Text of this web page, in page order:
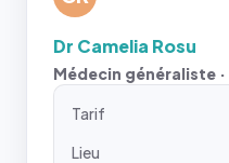
Dr Camelia Rosu
Médecin généraliste ·
Tarif
Lieu